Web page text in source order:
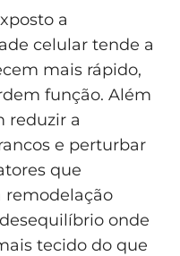
a
celular tende a
mais rápido,
função. Além
reduzir a
e perturbar
que
onde
tecido do que